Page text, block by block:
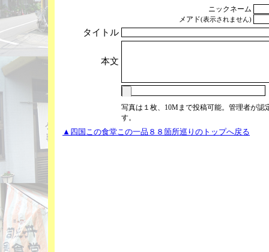
ニックネーム
メアド(表示されません)
タイトル
本文
写真は１枚、10Mまで投稿可能。管理者が認
す。
▲四国この食堂この一品８８箇所巡りのトップへ戻る